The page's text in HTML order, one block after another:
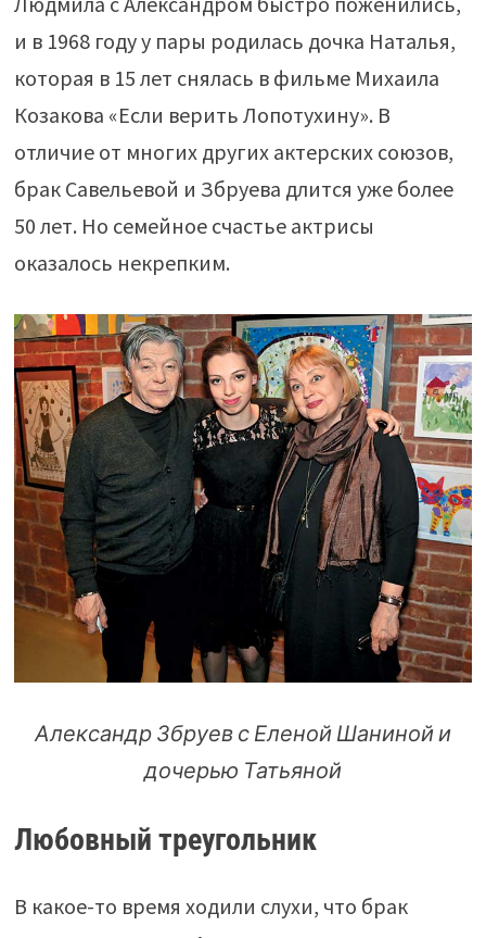
и в 1968 году у пары родилась дочка Наталья,
которая в 15 лет снялась в фильме Михаила
Козакова «Если верить Лопотухину». В
отличие от многих других актерских союзов,
брак Савельевой и Збруева длится уже более
50 лет. Но семейное счастье актрисы
оказалось некрепким.
Александр Збруев с Еленой Шаниной и
дочерью Татьяной
Любовный треугольник
В какое-то время ходили слухи, что брак